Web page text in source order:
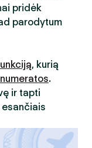
pridėk
parodytum
, kurią
.
ir tapti